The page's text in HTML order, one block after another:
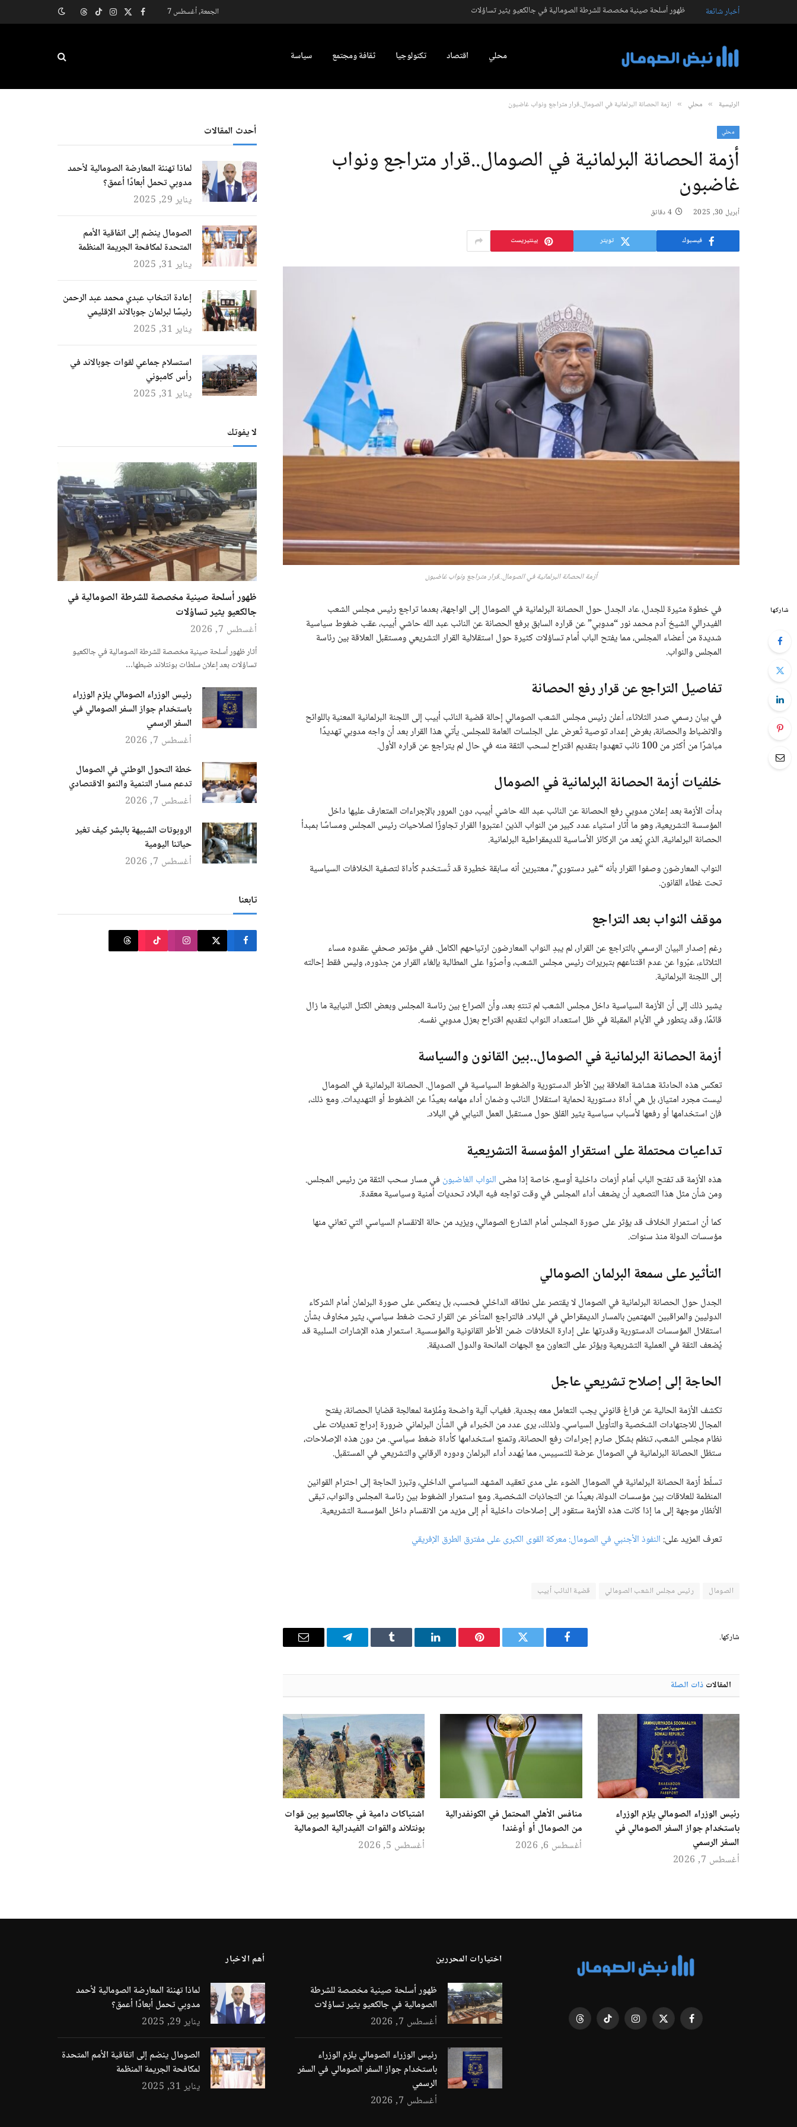
أخبار شائعة ظهور أسلحة صينية مخصصة للشرطة الصومالية في جالكعيو يثير تساؤلات الجمعة, أغسطس 7 فيسبوك
X
الانستغرام
تيكتوكThreads
محلي اقتصاد تكنولوجيا ثقافة ومجتمع سياسة
الرئيسية » محلي » أزمة الحصانة البرلمانية في الصومال..قرار متراجع ونواب غاضبون
محلي
أزمة الحصانة البرلمانية في الصومال..قرار متراجع ونواب
غاضبون
أبريل 30, 2025 4 دقائق
فيسبوك تويتر بينتيريست
أزمة الحصانة البرلمانية في الصومال..قرار متراجع ونواب غاضبون
شاركها
في خطوة مثيرة للجدل، عاد الجدل حول الحصانة البرلمانية في الصومال إلى الواجهة، بعدما تراجع رئيس مجلس الشعب
الفيدرالي الشيخ آدم محمد نور “مدوبي” عن قراره السابق برفع الحصانة عن النائب عبد الله حاشي أبيب، عقب ضغوط سياسية
شديدة من أعضاء المجلس، مما يفتح الباب أمام تساؤلات كثيرة حول استقلالية القرار التشريعي ومستقبل العلاقة بين رئاسة
المجلس والنواب.
تفاصيل التراجع عن قرار رفع الحصانة
في بيان رسمي صدر الثلاثاء، أعلن رئيس مجلس الشعب الصومالي إحالة قضية النائب أبيب إلى اللجنة البرلمانية المعنية باللوائح
والانضباط والحصانة، بغرض إعداد توصية تُعرض على الجلسات العامة للمجلس. يأتي هذا القرار بعد أن واجه مدوبي تهديدًا
مباشرًا من أكثر من 100 نائب تعهدوا بتقديم اقتراح لسحب الثقة منه في حال لم يتراجع عن قراره الأول.
خلفيات أزمة الحصانة البرلمانية في الصومال
بدأت الأزمة بعد إعلان مدوبي رفع الحصانة عن النائب عبد الله حاشي أبيب، دون المرور بالإجراءات المتعارف عليها داخل
المؤسسة التشريعية، وهو ما أثار استياء عدد كبير من النواب الذين اعتبروا القرار تجاوزًا لصلاحيات رئيس المجلس ومساسًا بمبدأ
الحصانة البرلمانية، الذي يُعد من الركائز الأساسية للديمقراطية البرلمانية.
النواب المعارضون وصفوا القرار بأنه “غير دستوري”، معتبرين أنه سابقة خطيرة قد تُستخدم كأداة لتصفية الخلافات السياسية
تحت غطاء القانون.
موقف النواب بعد التراجع
رغم إصدار البيان الرسمي بالتراجع عن القرار، لم يبدِ النواب المعارضون ارتياحهم الكامل. ففي مؤتمر صحفي عقدوه مساء
الثلاثاء، عبّروا عن عدم اقتناعهم بتبريرات رئيس مجلس الشعب، وأصرّوا على المطالبة بإلغاء القرار من جذوره، وليس فقط إحالته
إلى اللجنة البرلمانية.
يشير ذلك إلى أن الأزمة السياسية داخل مجلس الشعب لم تنتهِ بعد، وأن الصراع بين رئاسة المجلس وبعض الكتل النيابية ما زال
قائمًا، وقد يتطور في الأيام المقبلة في ظل استعداد النواب لتقديم اقتراح بعزل مدوبي نفسه.
أزمة الحصانة البرلمانية في الصومال..بين القانون والسياسة
تعكس هذه الحادثة هشاشة العلاقة بين الأطر الدستورية والضغوط السياسية في الصومال. الحصانة البرلمانية في الصومال
ليست مجرد امتياز، بل هي أداة دستورية لحماية استقلال النائب وضمان أداء مهامه بعيدًا عن الضغوط أو التهديدات. ومع ذلك،
فإن استخدامها أو رفعها لأسباب سياسية يثير القلق حول مستقبل العمل النيابي في البلاد.
تداعيات محتملة على استقرار المؤسسة التشريعية
هذه الأزمة قد تفتح الباب أمام أزمات داخلية أوسع، خاصة إذا مضى النواب الغاضبون في مسار سحب الثقة من رئيس المجلس.
ومن شأن مثل هذا التصعيد أن يضعف أداء المجلس في وقت تواجه فيه البلاد تحديات أمنية وسياسية معقدة.
كما أن استمرار الخلاف قد يؤثر على صورة المجلس أمام الشارع الصومالي، ويزيد من حالة الانقسام السياسي التي تعاني منها
مؤسسات الدولة منذ سنوات.
التأثير على سمعة البرلمان الصومالي
الجدل حول الحصانة البرلمانية في الصومال لا يقتصر على نطاقه الداخلي فحسب، بل ينعكس على صورة البرلمان أمام الشركاء
الدوليين والمراقبين المهتمين بالمسار الديمقراطي في البلاد. فالتراجع المتأخر عن القرار تحت ضغط سياسي، يثير مخاوف بشأن
استقلال المؤسسات الدستورية وقدرتها على إدارة الخلافات ضمن الأطر القانونية والمؤسسية. استمرار هذه الإشارات السلبية قد
يُضعف الثقة في العملية التشريعية ويؤثر على التعاون مع الجهات المانحة والدول الصديقة.
الحاجة إلى إصلاح تشريعي عاجل
تكشف الأزمة الحالية عن فراغ قانوني يجب التعامل معه بجدية. فغياب آلية واضحة ومُلزمة لمعالجة قضايا الحصانة، يفتح
المجال للاجتهادات الشخصية والتأويل السياسي. ولذلك، يرى عدد من الخبراء في الشأن البرلماني ضرورة إدراج تعديلات على
نظام مجلس الشعب، تنظم بشكل صارم إجراءات رفع الحصانة، وتمنع استخدامها كأداة ضغط سياسي. من دون هذه الإصلاحات،
ستظل الحصانة البرلمانية في الصومال عرضة للتسييس، مما يُهدد أداء البرلمان ودوره الرقابي والتشريعي في المستقبل.
تسلّط أزمة الحصانة البرلمانية في الصومال الضوء على مدى تعقيد المشهد السياسي الداخلي، وتبرز الحاجة إلى احترام القوانين
المنظمة للعلاقات بين مؤسسات الدولة، بعيدًا عن التجاذبات الشخصية. ومع استمرار الضغوط بين رئاسة المجلس والنواب، تبقى
الأنظار موجهة إلى ما إذا كانت هذه الأزمة ستقود إلى إصلاحات داخلية أم إلى مزيد من الانقسام داخل المؤسسة التشريعية.
تعرف المزيد على: النفوذ الأجنبي في الصومال: معركة القوى الكبرى على مفترق الطرق الإفريقي
الصومال رئيس مجلس الشعب الصومالي قضية النائب أبيب
شاركها.
فيسبوك تويتر بينتيريستلينكدإن Tumblr تيلقرام
البريد
المقالات ذات الصلة
رئيس الوزراء الصومالي يلزم الوزراء
باستخدام جواز السفر الصومالي في
السفر الرسمي
أغسطس 7, 2026
منافس الأهلي المحتمل في الكونفدرالية
من الصومال أو أوغندا
أغسطس 6, 2026
اشتباكات دامية في جالكاسيو بين قوات
بونتلاند والقوات الفيدرالية الصومالية
أغسطس 5, 2026
أحدث المقالات
لماذا تهنئة المعارضة الصومالية لأحمد
مدوبي تحمل أبعادًا أعمق؟
يناير 29, 2025
الصومال ينضم إلى اتفاقية الأمم
المتحدة لمكافحة الجريمة المنظمة
يناير 31, 2025
إعادة انتخاب عبدي محمد عبد الرحمن
رئيسًا لبرلمان جوبالاند الإقليمي
يناير 31, 2025
استسلام جماعي لقوات جوبالاند في
رأس كامبوني
يناير 31, 2025
لا يفوتك
ظهور أسلحة صينية مخصصة للشرطة الصومالية في
جالكعيو يثير تساؤلات
أغسطس 7, 2026
أثار ظهور أسلحة صينية مخصصة للشرطة الصومالية في جالكعيو
تساؤلات بعد إعلان سلطات بونتلاند ضبطها…
رئيس الوزراء الصومالي يلزم الوزراء
باستخدام جواز السفر الصومالي في
السفر الرسمي
أغسطس 7, 2026
خطة التحول الوطني في الصومال
تدعم مسار التنمية والنمو الاقتصادي
أغسطس 7, 2026
الروبوتات الشبيهة بالبشر كيف تغير
حياتنا اليومية
أغسطس 7, 2026
تابعنا
فيسبوك X
الانستغرامتيكتوك Threads
اختيارات المحررين
ظهور أسلحة صينية مخصصة للشرطة
الصومالية في جالكعيو يثير تساؤلات
أغسطس 7, 2026
رئيس الوزراء الصومالي يلزم الوزراء
باستخدام جواز السفر الصومالي في السفر
الرسمي
أغسطس 7, 2026
أهم الاخبار
لماذا تهنئة المعارضة الصومالية لأحمد
مدوبي تحمل أبعادًا أعمق؟
يناير 29, 2025
الصومال ينضم إلى اتفاقية الأمم المتحدة
لمكافحة الجريمة المنظمة
يناير 31, 2025